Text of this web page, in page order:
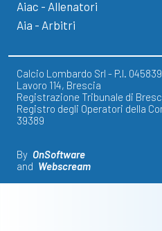
Aiac - Allenatori
Aia - Arbitri
Calcio Lombardo Srl - P.I.
Lavoro 114, Brescia
Registrazione Tribunale di
Registro degli Operatori della
39389
By OnSoftware
and Webscream